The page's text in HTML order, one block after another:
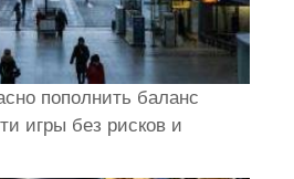
пополнить баланс
игры без рисков и